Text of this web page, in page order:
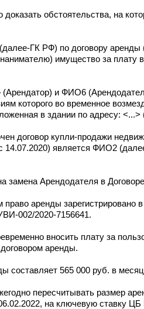
обстоятельства, на
ГК РФ) по договору
имущество за плату
и ФИО6
которого во временное
в здании по адресу:
договор купли-продажи
14.07.2020) является ФИО2
замена Арендодателя в
аренды зарегистрировано
002/2020-7156641.
вносить плату за
аренды.
составляет 565 000 руб. в
пересчитывать размер
на ключевую ставку